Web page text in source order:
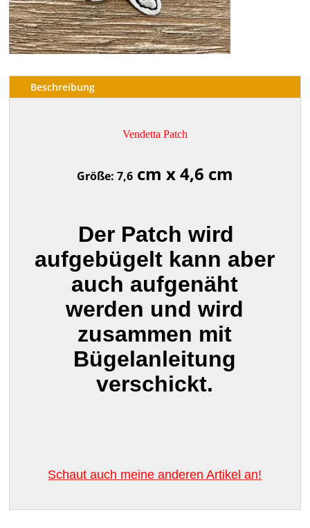
Beschreibung
Vendetta Patch
Größe: 7,6cm x 4,6 cm
Der Patch wird
aufgebügelt kann aber
auch aufgenäht
werden und wird
zusammen mit
Bügelanleitung
verschickt.
Schaut auch meine anderen Artikel an!